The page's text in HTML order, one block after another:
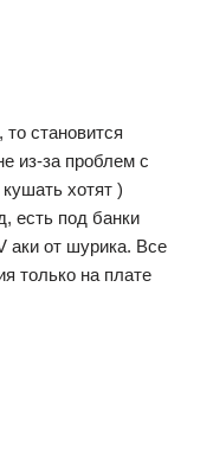
становится
из-за проблем с
хотят )
есть под банки
аки от шурика. Все
только на плате